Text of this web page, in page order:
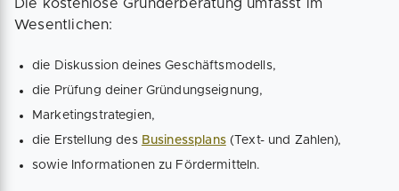
Die kostenlose Gründerberatung umfasst im
Wesentlichen:
die Diskussion deines Geschäftsmodells,
die Prüfung deiner Gründungseignung,
Marketingstrategien,
die Erstellung des Businessplans(Text- und Zahlen),
sowie Informationen zu Fördermitteln.